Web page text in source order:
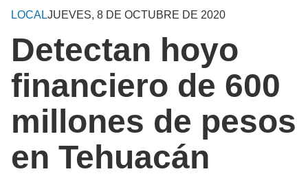
LOCALJUEVES, 8 DE OCTUBRE DE 2020
Detectan hoyo
financiero de 600
millones de pesos
en Tehuacán